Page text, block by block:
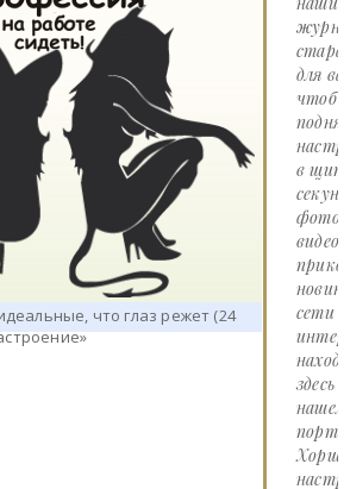
для
чтоб
в
фото
видео
сети
здесь
нашем